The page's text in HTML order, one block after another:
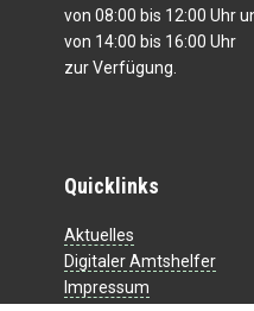
von 08:00 bis 12:00 Uhr
von 14:00 bis 16:00 Uhr
zur Verfügung.
Quicklinks
Aktuelles
Digitaler Amtshelfer
Impressum